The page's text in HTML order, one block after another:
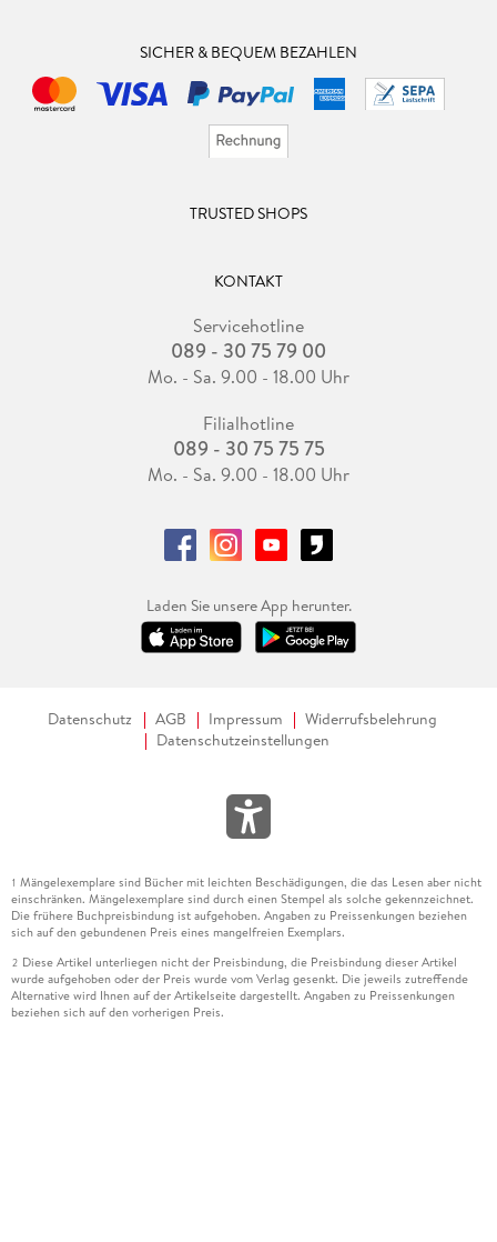
SICHER & BEQUEM BEZAHLEN
TRUSTED SHOPS
KONTAKT
Servicehotline
089 - 30 75 79 00
Mo. - Sa. 9.00 - 18.00 Uhr
Filialhotline
089 - 30 75 75 75
Mo. - Sa. 9.00 - 18.00 Uhr
Laden Sie unsere App herunter.
Datenschutz AGB Impressum
Widerrufsbelehrung
Datenschutzeinstellungen
1 Mängelexemplare sind Bücher mit leichten Beschädigungen, die das Lesen aber nicht
einschränken. Mängelexemplare sind durch einen Stempel als solche gekennzeichnet.
Die frühere Buchpreisbindung ist aufgehoben. Angaben zu Preissenkungen beziehen
sich auf den gebundenen Preis eines mangelfreien Exemplars.
2 Diese Artikel unterliegen nicht der Preisbindung, die Preisbindung dieser Artikel
wurde aufgehoben oder der Preis wurde vom Verlag gesenkt. Die jeweils zutreffende
Alternative wird Ihnen auf der Artikelseite dargestellt. Angaben zu Preissenkungen
beziehen sich auf den vorherigen Preis.